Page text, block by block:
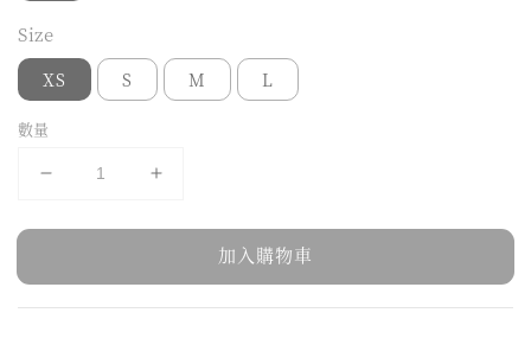
Size
XS S M L
數量
加入購物車